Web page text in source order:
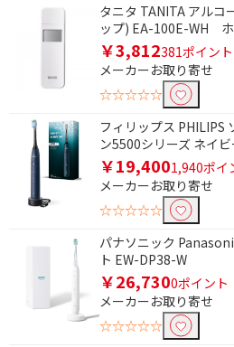
タニタ TANITA アルコ
ップ) EA-100E-WH
￥3,812381ポイント
メーカーお取り寄せ
☆☆☆☆☆
フィリップス PHILIPS
ン5500シリーズ ネイ
￥19,4001,940ポイ
メーカーお取り寄せ
☆☆☆☆☆
パナソニック
ト EW-DP38-W
￥26,7300ポイント
メーカーお取り寄せ
☆☆☆☆☆
コード式
電池式
防水で絞り込む
防水対応
種類で絞り込む
その他
ア
替えブラシ
海外対応で絞り込む